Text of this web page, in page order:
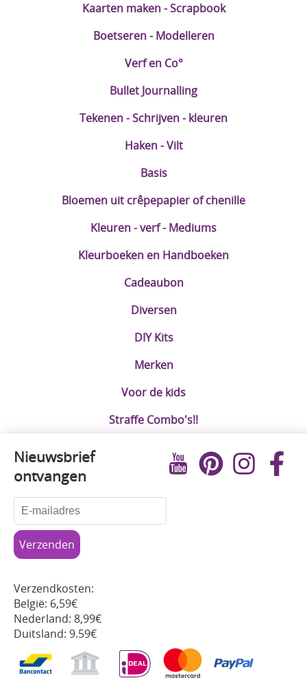
Kaarten maken - Scrapbook
Boetseren - Modelleren
Verf en Co°
Bullet Journalling
Tekenen - Schrijven - kleuren
Haken - Vilt
Basis
Bloemen uit crêpepapier of chenille
Kleuren - verf - Mediums
Kleurboeken en Handboeken
Cadeaubon
Diversen
DIY Kits
Merken
Voor de kids
Straffe Combo's!!
Nieuwsbrief
ontvangen
Verzendkosten:
België: 6,59€
Nederland: 8,99€
Duitsland: 9.59€